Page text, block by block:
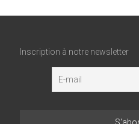
Inscription à notre newsletter